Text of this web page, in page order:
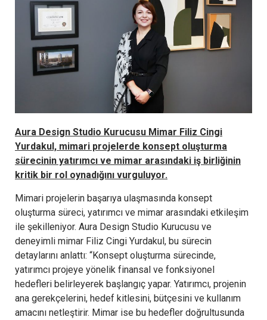
Aura Design Studio Kurucusu Mimar Filiz Cingi
Yurdakul, mimari projelerde konsept oluşturma
sürecinin yatırımcı ve mimar arasındaki iş birliğinin
kritik bir rol oynadığını vurguluyor.
Mimari projelerin başarıya ulaşmasında konsept
oluşturma süreci, yatırımcı ve mimar arasındaki etkileşim
ile şekilleniyor. Aura Design Studio Kurucusu ve
deneyimli mimar Filiz Cingi Yurdakul, bu sürecin
detaylarını anlattı: “Konsept oluşturma sürecinde,
yatırımcı projeye yönelik finansal ve fonksiyonel
hedefleri belirleyerek başlangıç yapar. Yatırımcı, projenin
ana gerekçelerini, hedef kitlesini, bütçesini ve kullanım
amacını netleştirir. Mimar ise bu hedefler doğrultusunda